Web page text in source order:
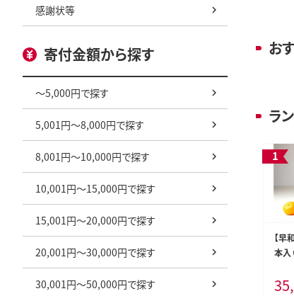
感謝状等
寄付金額から探す
～5,000円で探す
5,001円～8,000円で探す
8,001円～10,000円で探す
10,001円～15,000円で探す
15,001円～20,000円で探す
20,001円～30,000円で探す
30,001円～50,000円で探す
お
ラ
【早
本入